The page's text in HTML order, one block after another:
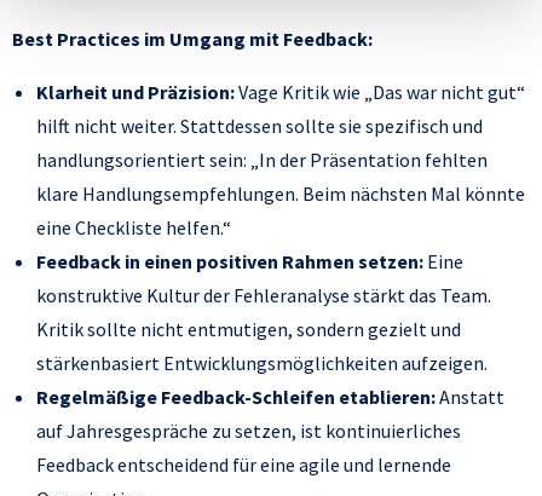
Best Practices im Umgang mit Feedback:
Klarheit und Präzision:Vage Kritik wie „Das war nicht gut“
hilft nicht weiter. Stattdessen sollte sie spezifisch und
handlungsorientiert sein: „In der Präsentation fehlten
klare Handlungsempfehlungen. Beim nächsten Mal könnte
eine Checkliste helfen.“
Feedback in einen positiven Rahmen setzen: Eine
konstruktive Kultur der Fehleranalyse stärkt das Team.
Kritik sollte nicht entmutigen, sondern gezielt und
stärkenbasiert Entwicklungsmöglichkeiten aufzeigen.
Regelmäßige Feedback-Schleifen etablieren:Anstatt
auf Jahresgespräche zu setzen, ist kontinuierliches
Feedback entscheidend für eine agile und lernende